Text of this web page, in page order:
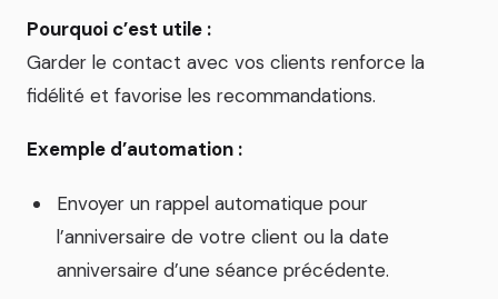
Pourquoi c’est utile :
Garder le contact avec vos clients renforce la
fidélité et favorise les recommandations.
Exemple d’automation :
Envoyer un rappel automatique pour
l’anniversaire de votre client ou la date
anniversaire d’une séance précédente.